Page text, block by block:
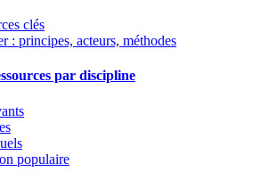
clés
: principes, acteurs, méthodes
par discipline
populaire